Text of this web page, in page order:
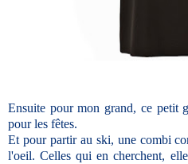
Ensuite pour mon grand, ce petit
pour les fêtes.
Et pour partir au ski, une combi
l'oeil. Celles qui en cherchent,